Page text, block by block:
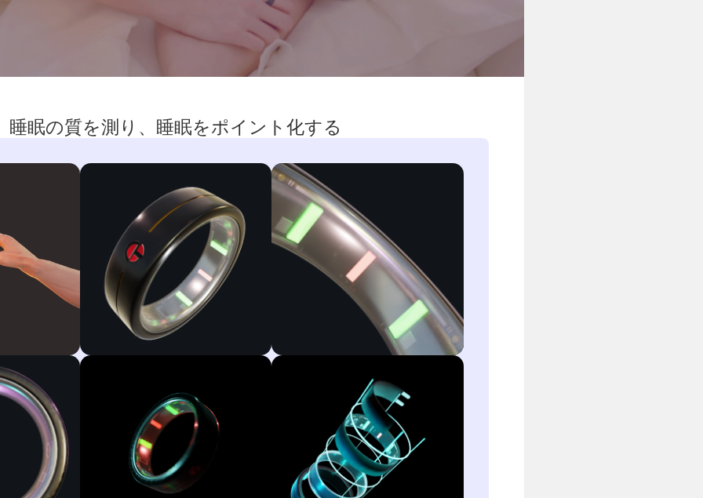
睡眠の質を測り、睡眠をポイント化する